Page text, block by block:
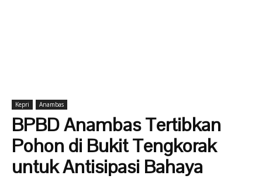
Kepri Anambas
BPBD Anambas Tertibkan
Pohon di Bukit Tengkorak
untuk Antisipasi Bahaya